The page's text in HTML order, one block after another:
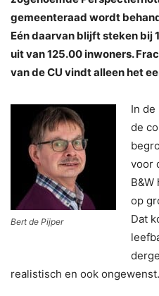
gemeenteraad wordt
Eén daarvan blijft steken bij
uit van 125.00 inwoners.
van de CU vindt alleen het
Bert de Pijper
In de
de
voor
op
Dat
realistisch en ook